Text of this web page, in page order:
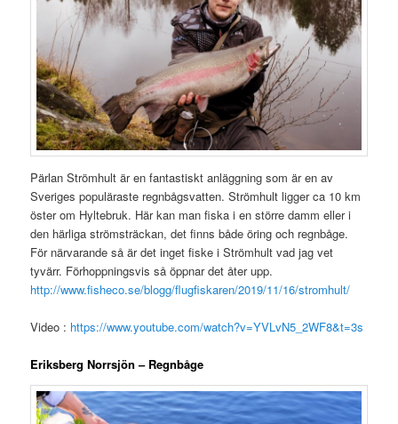
Pärlan Strömhult är en fantastiskt anläggning som är en av
Sveriges populäraste regnbågsvatten. Strömhult ligger ca 10 km
öster om Hyltebruk. Här kan man fiska i en större damm eller i
den härliga strömsträckan, det finns både öring och regnbåge.
För närvarande så är det inget fiske i Strömhult vad jag vet
tyvärr. Förhoppningsvis så öppnar det åter upp.
http://www.fisheco.se/blogg/flugfiskaren/2019/11/16/stromhult/
Video : https://www.youtube.com/watch?v=YVLvN5_2WF8&t=3s
Eriksberg Norrsjön – Regnbåge